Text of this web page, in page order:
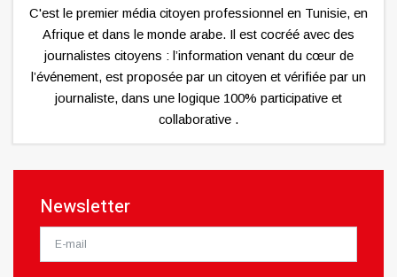
C'est le premier média citoyen professionnel en Tunisie, en
Afrique et dans le monde arabe. Il est cocréé avec des
journalistes citoyens : l’information venant du cœur de
l’événement, est proposée par un citoyen et vérifiée par un
journaliste, dans une logique 100% participative et
collaborative .
Newsletter